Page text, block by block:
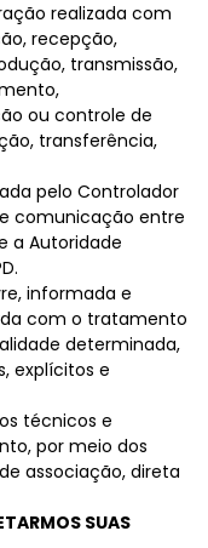
realizada com
recepção,
transmissão,
ou controle de
transferência,
pelo Controlador
comunicação entre
a Autoridade
informada e
com o tratamento
determinada,
explícitos e
técnicos e
por meio dos
associação, direta
SUAS